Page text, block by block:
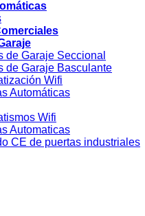
de Garaje Seccional
de Garaje Basculante
Wifi
Automáticas
Wifi
Automaticas
CE de puertas industriales